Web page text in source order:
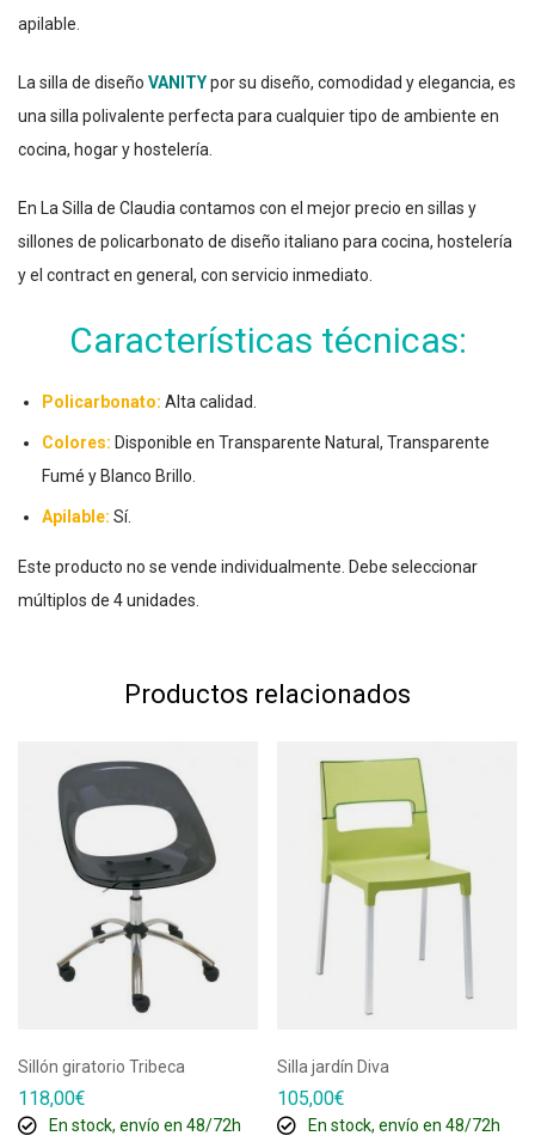
apilable.
La silla de diseño VANITYpor su diseño, comodidad y elegancia, es
una silla polivalente perfecta para cualquier tipo de ambiente en
cocina, hogar y hostelería.
En La Silla de Claudia contamos con el mejor precio en sillas y
sillones de policarbonato de diseño italiano para cocina, hostelería
y el contract en general, con servicio inmediato.
Características técnicas:
Policarbonato: Alta calidad.
Colores: Disponible en Transparente Natural, Transparente
Fumé y Blanco Brillo.
Apilable: Sí.
Este producto no se vende individualmente. Debe seleccionar
múltiplos de 4 unidades.
Productos relacionados
Sillón giratorio Tribeca
118,00€
En stock, envío en 48/72h
Silla jardín Diva
105,00€
En stock, envío en 48/72h